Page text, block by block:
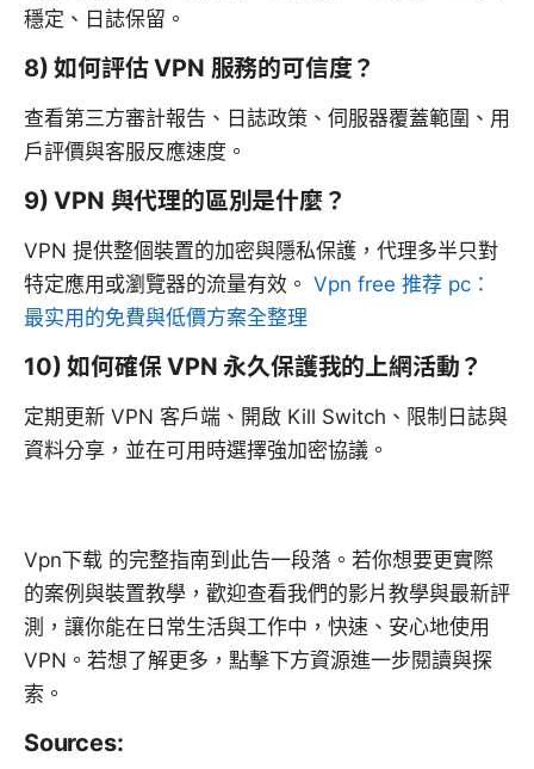
穩定、日誌保留。
8) 如何評估 VPN 服務的可信度？
查看第三方審計報告、日誌政策、伺服器覆蓋範圍、用
戶評價與客服反應速度。
9) VPN 與代理的區別是什麼？
VPN 提供整個裝置的加密與隱私保護，代理多半只對
特定應用或瀏覽器的流量有效。 Vpn free 推荐 pc：
最实用的免費與低價方案全整理
10) 如何確保 VPN 永久保護我的上網活動？
定期更新 VPN 客戶端、開啟 Kill Switch、限制日誌與
資料分享，並在可用時選擇強加密協議。
Vpn下载 的完整指南到此告一段落。若你想要更實際
的案例與裝置教學，歡迎查看我們的影片教學與最新評
測，讓你能在日常生活與工作中，快速、安心地使用
VPN。若想了解更多，點擊下方資源進一步閱讀與探
索。
Sources: